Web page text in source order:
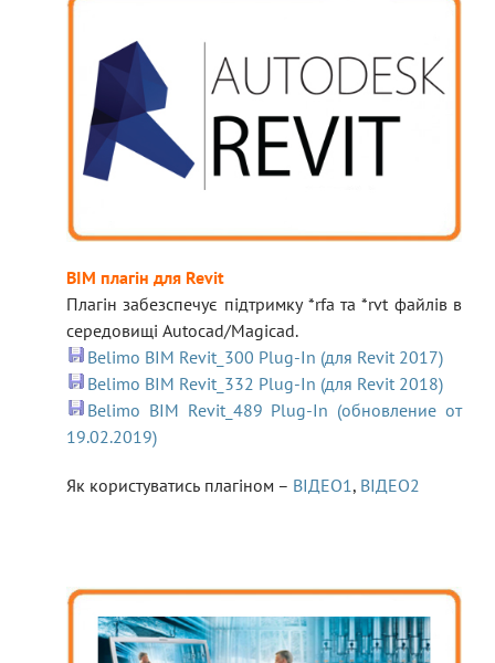
BIM плагін для Revit
Плагін забезспечує підтримку *rfa та *rvt файлів в
середовищі Autocad/Magicad.
Belimo BIM Revit_300 Plug-In (для Revit 2017)
Belimo BIM Revit_332 Plug-In (для Revit 2018)
Belimo BIM Revit_489 Plug-In (обновление от
19.02.2019)
Як користуватись плагіном – ВІДЕО1 , ВІДЕО2